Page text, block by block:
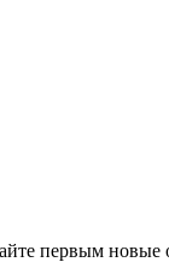
первым